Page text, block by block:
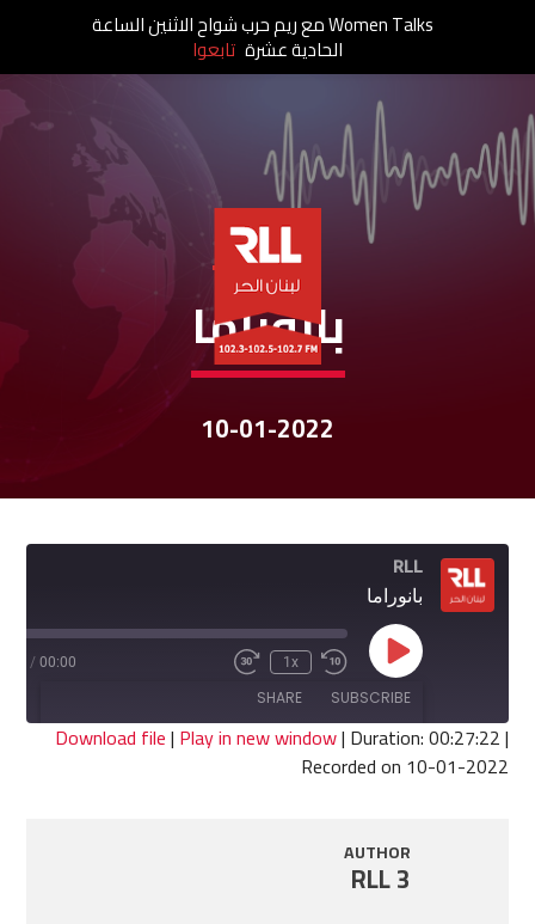
نشرات الأخبار
بانوراما
10-01-2022
RLL
بانوراما
Play
Episode
Rewind
10
Seconds
1x
Fast
seconds
00:00
/
SUBSCRIBE
SHARE
SHARE
Download file| Play in new window| Duration: 00:27:22|
Recorded on 10-01-2022
AUTHOR
RLL 3
Women Talks مع ريم حرب شواح الاثنين الساعة
الحادية عشرة تابعوا